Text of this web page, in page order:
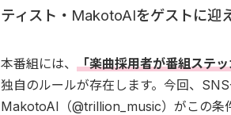
ティスト・MakotoAIをゲストに迎
本番組には、 「楽曲採用者が番組ステ
独自のルールが存在します。今回、
MakotoAI（@trillion_music）がこの条